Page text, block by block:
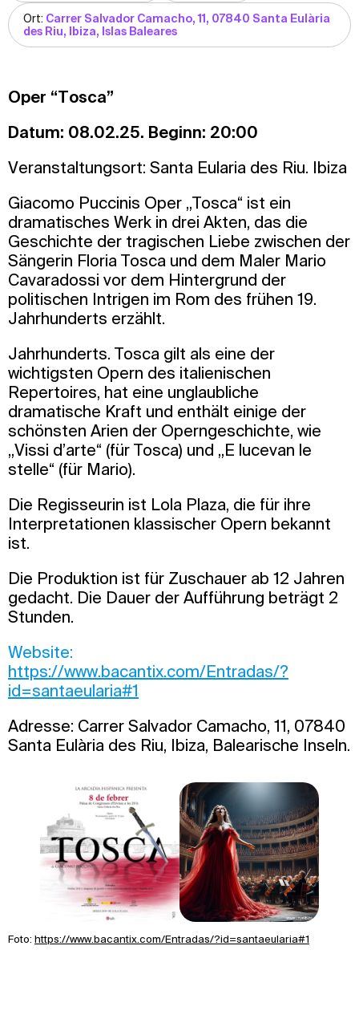
Ort: Carrer Salvador Camacho, 11, 07840 Santa Eulària
des Riu, Ibiza, Islas Baleares
Oper “Tosca”
Datum: 08.02.25. Beginn: 20:00
Veranstaltungsort: Santa Eularia des Riu. Ibiza
Giacomo Puccinis Oper „Tosca“ ist ein
dramatisches Werk in drei Akten, das die
Geschichte der tragischen Liebe zwischen der
Sängerin Floria Tosca und dem Maler Mario
Cavaradossi vor dem Hintergrund der
politischen Intrigen im Rom des frühen 19.
Jahrhunderts erzählt.
Jahrhunderts. Tosca gilt als eine der
wichtigsten Opern des italienischen
Repertoires, hat eine unglaubliche
dramatische Kraft und enthält einige der
schönsten Arien der Operngeschichte, wie
„Vissi d’arte“ (für Tosca) und „E lucevan le
stelle“ (für Mario).
Die Regisseurin ist Lola Plaza, die für ihre
Interpretationen klassischer Opern bekannt
ist.
Die Produktion ist für Zuschauer ab 12 Jahren
gedacht. Die Dauer der Aufführung beträgt 2
Stunden.
Website:
https://www.bacantix.com/Entradas/?
id=santaeularia#1
Adresse: Carrer Salvador Camacho, 11, 07840
Santa Eulària des Riu, Ibiza, Balearische Inseln.
Foto: https://www.bacantix.com/Entradas/?id=santaeularia#1